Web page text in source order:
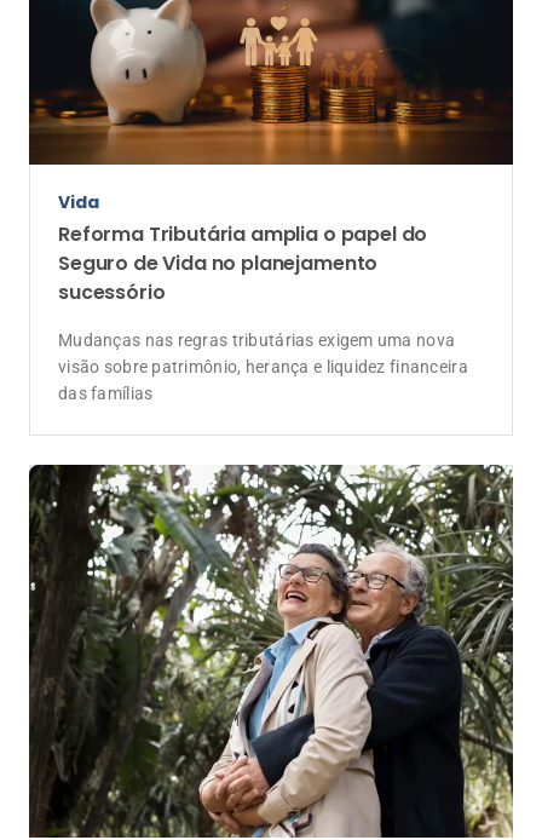
Vida
Reforma Tributária amplia o papel do
Seguro de Vida no planejamento
sucessório
Mudanças nas regras tributárias exigem uma nova
visão sobre patrimônio, herança e liquidez financeira
das famílias